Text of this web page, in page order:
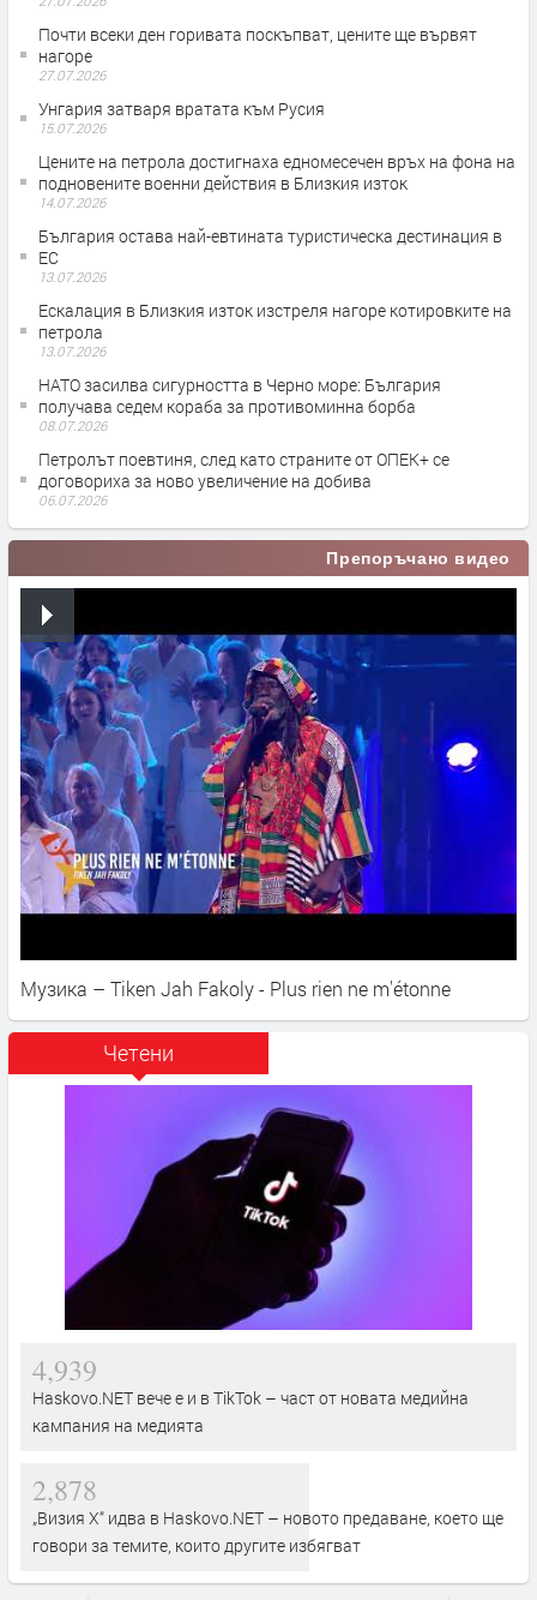
Почти всеки ден горивата поскъпват, цените ще вървят
нагоре
27.07.2026
Унгария затваря вратата към Русия
15.07.2026
Цените на петрола достигнаха едномесечен връх на фона на
подновените военни действия в Близкия изток
14.07.2026
България остава най-евтината туристическа дестинация в
ЕС
13.07.2026
Ескалация в Близкия изток изстреля нагоре котировките на
петрола
13.07.2026
НАТО засилва сигурността в Черно море: България
получава седем кораба за противоминна борба
08.07.2026
Петролът поевтиня, след като страните от ОПЕК+ се
договориха за ново увеличение на добива
06.07.2026
Препоръчано видео
Музика – Tiken Jah Fakoly - Plus rien ne m'étonne
Четени
4,939
Haskovo.NET вече е и в TikTok – част от новата медийна
кампания на медията
2,878
„Визия Х“ идва в Haskovo.NET – новото предаване, което ще
говори за темите, които другите избягват